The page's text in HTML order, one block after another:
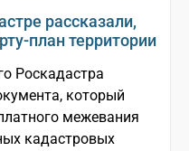
рассказали,
план территории
Роскадастра
который
межевания
кадастровых